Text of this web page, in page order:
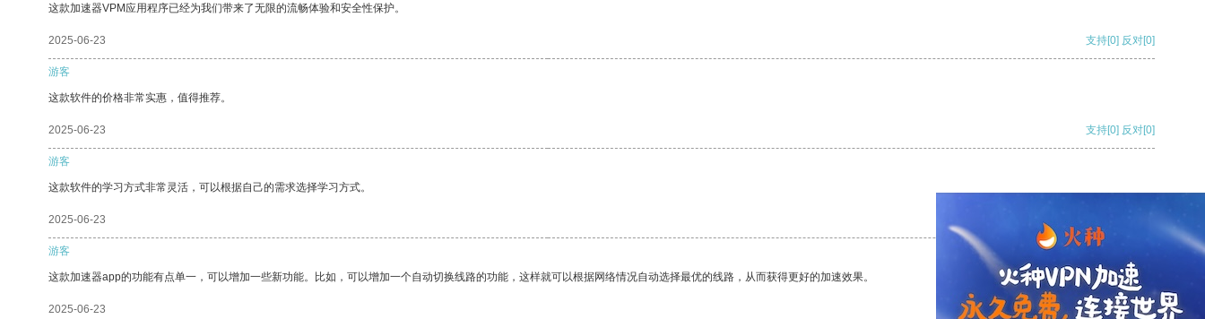
这款加速器VPM应用程序已经为我们带来了无限的流畅体验和安全性保护。
2025-06-23 支持[0] 反对[0]
游客
这款软件的价格非常实惠，值得推荐。
2025-06-23 支持[0] 反对[0]
游客
这款软件的学习方式非常灵活，可以根据自己的需求选择学习方式。
2025-06-23
游客
这款加速器app的功能有点单一，可以增加一些新功能。比如，可以增加一个自动切换线路的功能，这样就可以根据网络情况自动选择最优的线路，从而获得更好的加速效果。
2025-06-23 支持 [0] 反对[0]